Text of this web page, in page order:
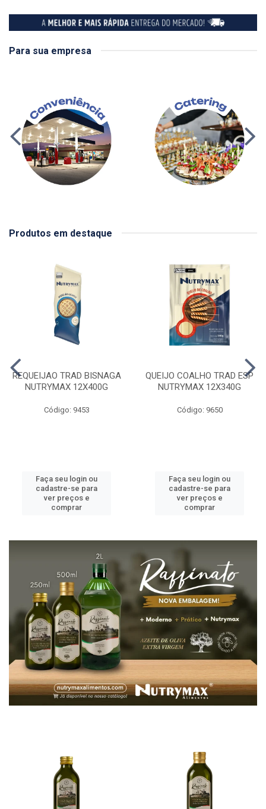
Para sua empresa
Produtos em destaque
REQUEIJAO TRAD BISNAGA
NUTRYMAX 12X400G
Código: 9453
Faça seu login ou
cadastre-se para
ver preços e
comprar
QUEIJO COALHO TRAD ESP
NUTRYMAX 12X340G
Código: 9650
Faça seu login ou
cadastre-se para
ver preços e
comprar